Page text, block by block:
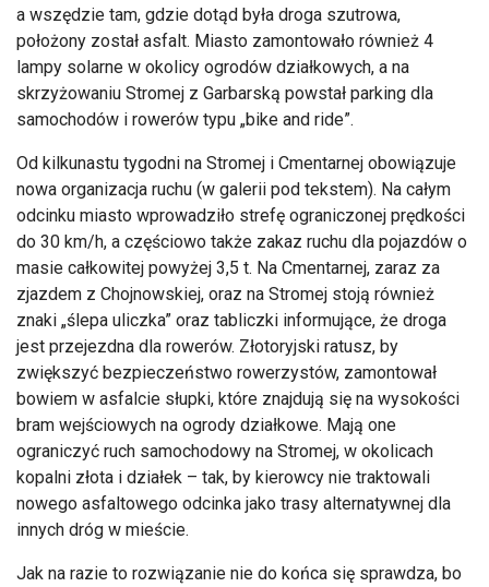
a wszędzie tam, gdzie dotąd była droga szutrowa,
położony został asfalt. Miasto zamontowało również 4
lampy solarne w okolicy ogrodów działkowych, a na
skrzyżowaniu Stromej z Garbarską powstał parking dla
samochodów i rowerów typu „bike and ride”.
Od kilkunastu tygodni na Stromej i Cmentarnej obowiązuje
nowa organizacja ruchu (w galerii pod tekstem). Na całym
odcinku miasto wprowadziło strefę ograniczonej prędkości
do 30 km/h, a częściowo także zakaz ruchu dla pojazdów o
masie całkowitej powyżej 3,5 t. Na Cmentarnej, zaraz za
zjazdem z Chojnowskiej, oraz na Stromej stoją również
znaki „ślepa uliczka” oraz tabliczki informujące, że droga
jest przejezdna dla rowerów. Złotoryjski ratusz, by
zwiększyć bezpieczeństwo rowerzystów, zamontował
bowiem w asfalcie słupki, które znajdują się na wysokości
bram wejściowych na ogrody działkowe. Mają one
ograniczyć ruch samochodowy na Stromej, w okolicach
kopalni złota i działek – tak, by kierowcy nie traktowali
nowego asfaltowego odcinka jako trasy alternatywnej dla
innych dróg w mieście.
Jak na razie to rozwiązanie nie do końca się sprawdza, bo